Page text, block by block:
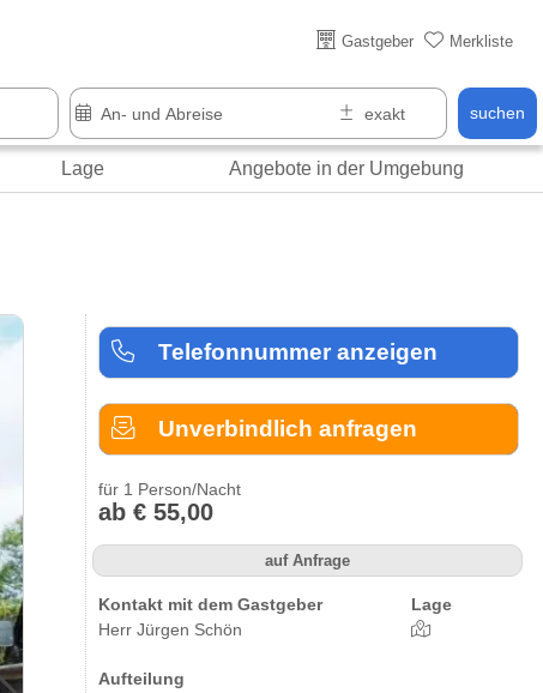
Gastgeber Merkliste
suchen
Lage Angebote in der Umgebung
Telefonnummer anzeigen
Unverbindlich anfragen
für 1 Person/Nacht
ab € 55,00
auf Anfrage
Kontakt mit dem Gastgeber
Herr Jürgen Schön
Lage
Aufteilung